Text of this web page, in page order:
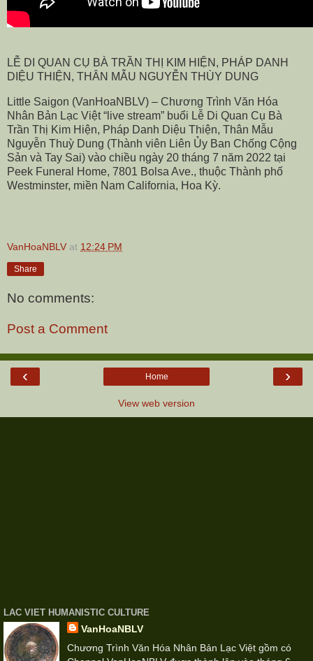
LỄ DI QUAN CỤ BÀ TRẦN THỊ KIM HIỆN, PHÁP DANH
DIỆU THIỆN, THÂN MẪU NGUYỄN THÙY DUNG
Little Saigon (VanHoaNBLV) – Chương Trình Văn Hóa
Nhân Bản Lạc Việt “live stream” buổi Lễ Di Quan Cụ Bà
Trần Thị Kim Hiện, Pháp Danh Diệu Thiện, Thân Mẫu
Nguyễn Thuỳ Dung (Thành viên Liên Ủy Ban Chống Cộng
Sản và Tay Sai) vào chiều ngày 20 tháng 7 năm 2022 tại
Peek Funeral Home, 7801 Bolsa Ave., thuộc Thành phố
Westminster, miền Nam California, Hoa Kỳ.
VanHoaNBLV at 12:24 PM
Share
No comments:
Post a Comment
‹ ›
Home
View web version
LAC VIET HUMANISTIC CULTURE
VanHoaNBLV
Chương Trình Văn Hóa Nhân Bản Lạc Việt gồm có